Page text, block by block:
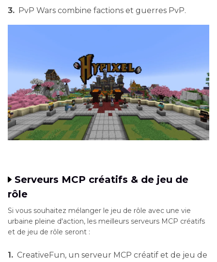
et Skyfactory.
3. PvP Wars combine factions et guerres PvP.
Serveurs MCP créatifs & de jeu de
rôle
Si vous souhaitez mélanger le jeu de rôle avec une vie
urbaine pleine d'action, les meilleurs serveurs MCP créatifs
et de jeu de rôle seront :
1. CreativeFun, un serveur MCP créatif et de jeu de